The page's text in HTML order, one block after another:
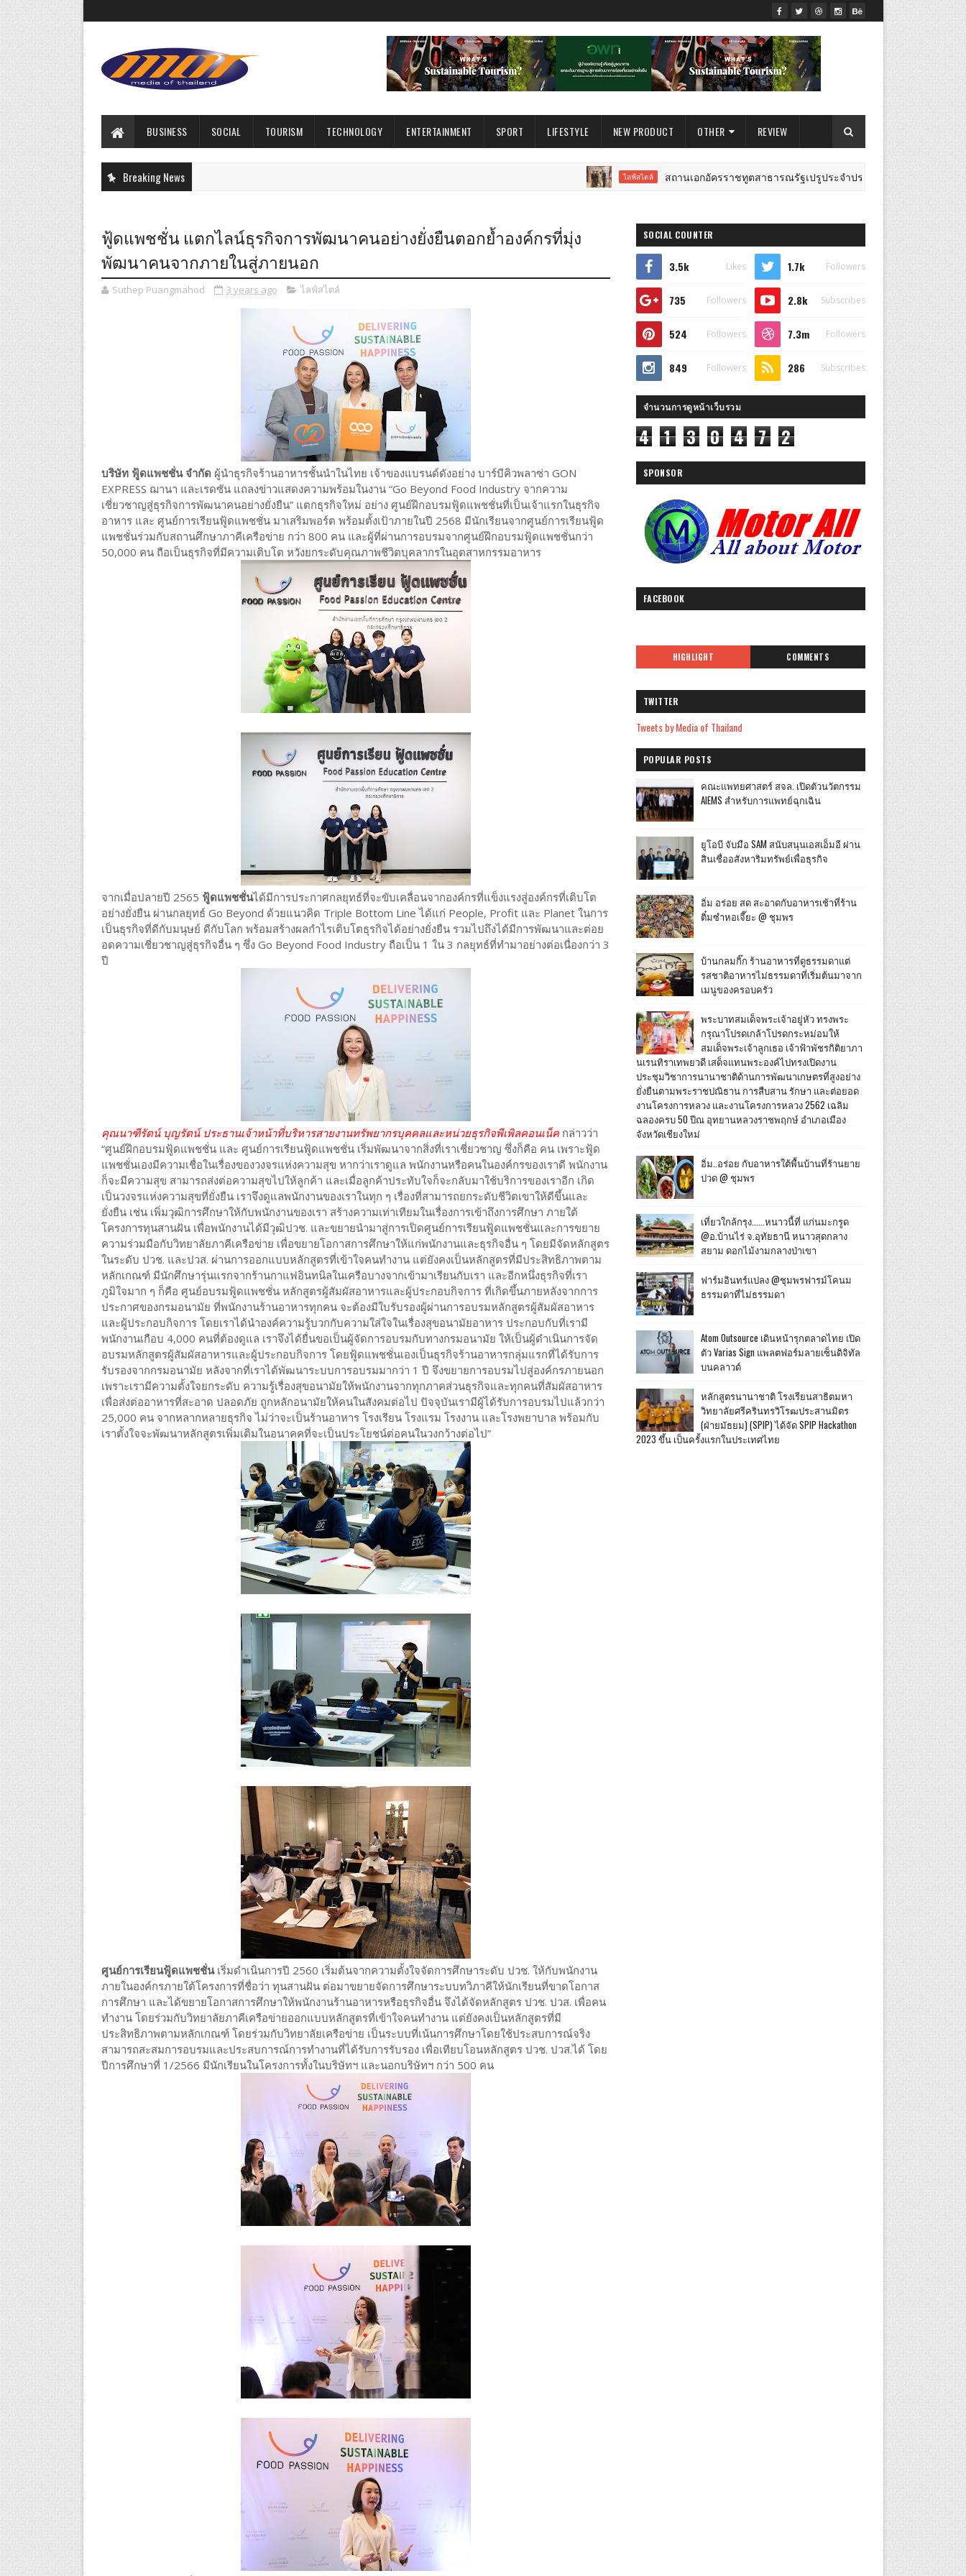
BUSINESS SOCIAL TOURISM TECHNOLOGY ENTERTAINMENT SPORT LIFESTYLE NEW PRODUCT OTHER REVIEW
Breaking News ไลฟ์สไตล์ สถานเอกอัครราชทูตสาธารณรัฐเปรูประจำประเทศไทย จัดงานฉลองครบรอบ
ฟู้ดแพชชั่น แตกไลน์ธุรกิจการพัฒนาคนอย่างยั่งยืนตอกย้ำองค์กรที่มุ่ง
พัฒนาคนจากภายในสู่ภายนอก
Suthep Puangmahod 3 years ago ไลฟ์สไตล์
บริษัท ฟู้ดแพชชั่น จำกัดผู้นำธุรกิจร้านอาหารชั้นนำในไทย เจ้าของแบรนด์ดังอย่าง บาร์บีคิวพลาซ่า GON
EXPRESS ฌานา และเรดซัน แถลงข่าวแสดงความพร้อมในงาน “Go Beyond Food Industry จากความ
เชี่ยวชาญสู่ธุรกิจการพัฒนาคนอย่างยั่งยืน” แตกธุรกิจใหม่ อย่าง ศูนย์ฝึกอบรมฟู้ดแพชชั่นที่เป็นเจ้าแรกในธุรกิจ
อาหาร และ ศูนย์การเรียนฟู้ดแพชชั่น มาเสริมพอร์ต พร้อมตั้งเป้าภายในปี 2568 มีนักเรียนจากศูนย์การเรียนฟู้ด
แพชชั่นร่วมกับสถานศึกษาภาคีเครือข่าย กว่า 800 คน และผู้ที่ผ่านการอบรมจากศูนย์ฝึกอบรมฟู้ดแพชชั่นกว่า
50,000 คน ถือเป็นธุรกิจที่มีความเติบโต หวังยกระดับคุณภาพชีวิตบุคลากรในอุตสาหกรรมอาหาร
จากเมื่อปลายปี 2565 ฟู้ดแพชชั่นได้มีการประกาศกลยุทธ์ที่จะขับเคลื่อนจากองค์กรที่แข็งแรงสู่องค์กรที่เติบโต
อย่างยั่งยืน ผ่านกลยุทธ์ Go Beyond ด้วยแนวคิด Triple Bottom Line ได้แก่ People, Profit และ Planet ในการ
เป็นธุรกิจที่ดีกับมนุษย์ ดีกับโลก พร้อมสร้างผลกำไรเติบโตธุรกิจได้อย่างยั่งยืน รวมไปถึงได้มีการพัฒนาและต่อย
อดความเชี่ยวชาญสู่ธุรกิจอื่น ๆ ซึ่ง Go Beyond Food Industry ถือเป็น 1 ใน 3 กลยุทธ์ที่ทำมาอย่างต่อเนื่องกว่า 3
ปี
คุณนาฑีรัตน์ บุญรัตน์ ประธานเจ้าหน้าที่บริหารสายงานทรัพยากรบุคคลและหน่วยธุรกิจพีเพิลคอนเน็คกล่าวว่า
“ศูนย์ฝึกอบรมฟู้ดแพชชั่น และ ศูนย์การเรียนฟู้ดแพชชั่น เริ่มพัฒนาจากสิ่งที่เราเชี่ยวชาญ ซึ่งก็คือ คน เพราะฟู้ด
แพชชั่นเองมีความเชื่อในเรื่องของวงจรแห่งความสุข หากว่าเราดูแล พนักงานหรือคนในองค์กรของเราดี พนักงาน
ก็จะมีความสุข สามารถส่งต่อความสุขไปให้ลูกค้า และเมื่อลูกค้าประทับใจก็จะกลับมาใช้บริการของเราอีก เกิด
เป็นวงจรแห่งความสุขที่ยั่งยืน เราจึงดูแลพนักงานของเราในทุก ๆ เรื่องที่สามารถยกระดับชีวิตเขาให้ดีขึ้นและ
ยั่งยืน เช่น เพิ่มวุฒิการศึกษาให้กับพนักงานของเรา สร้างความเท่าเทียมในเรื่องการเข้าถึงการศึกษา ภายใต้
โครงการทุนสานฝัน เพื่อพนักงานได้มีวุฒิปวช. และขยายนำมาสู่การเปิดศูนย์การเรียนฟู้ดแพชชั่นและการขยาย
ความร่วมมือกับวิทยาลัยภาคีเครือข่าย เพื่อขยายโอกาสการศึกษาให้แก่พนักงานและธุรกิจอื่น ๆ โดยมีจัดหลักสูตร
ในระดับ ปวช. และปวส. ผ่านการออกแบบหลักสูตรที่เข้าใจคนทำงาน แต่ยังคงเป็นหลักสูตรที่มีประสิทธิภาพตาม
หลักเกณฑ์ มีนักศึกษารุ่นแรกจากร้านกาแฟอินทนิลในเครือบางจากเข้ามาเรียนกับเรา และอีกหนึ่งธุรกิจที่เรา
ภูมิใจมาก ๆ ก็คือ ศูนย์อบรมฟู้ดแพชชั่น หลักสูตรผู้สัมผัสอาหารและผู้ประกอบกิจการ ที่เกิดขึ้นภายหลังจากการ
ประกาศของกรมอนามัย ที่พนักงานร้านอาหารทุกคน จะต้องมีใบรับรองผู้ผ่านการอบรมหลักสูตรผู้สัมผัสอาหาร
และผู้ประกอบกิจการ โดยเราได้นำองค์ความรู้บวกกับความใส่ใจในเรื่องสุขอนามัยอาหาร ประกอบกับที่เรามี
พนักงานเกือบ 4,000 คนที่ต้องดูแล เราจึงได้ยื่นขอเป็นผู้จัดการอบรมกับทางกรมอนามัย ให้เป็นผู้ดำเนินการจัด
อบรมหลักสูตรผู้สัมผัสอาหารและผู้ประกอบกิจการ โดยฟู้ดแพชชั่นเองเป็นธุรกิจร้านอาหารกลุ่มแรกที่ได้รับการ
รับรองจากกรมอนามัย หลังจากที่เราได้พัฒนาระบบการอบรมมากว่า 1 ปี จึงขยายการอบรมไปสู่องค์กรภายนอก
เพราะเรามีความตั้งใจยกระดับ ความรู้เรื่องสุขอนามัยให้พนักงานจากทุกภาคส่วนธุรกิจและทุกคนที่สัมผัสอาหาร
เพื่อส่งต่ออาหารที่สะอาด ปลอดภัย ถูกหลักอนามัยให้คนในสังคมต่อไป ปัจจุบันเรามีผู้ได้รับการอบรมไปแล้วกว่า
25,000 คน จากหลากหลายธุรกิจ ไม่ว่าจะเป็นร้านอาหาร โรงเรียน โรงแรม โรงงาน และโรงพยาบาล พร้อมกับ
เราตั้งใจจะพัฒนาหลักสูตรเพิ่มเติมในอนาคคที่จะเป็นประโยชน์ต่อคนในวงกว้างต่อไป”
ศูนย์การเรียนฟู้ดแพชชั่น เริ่มดำเนินการปี 2560 เริ่มต้นจากความตั้งใจจัดการศึกษาระดับ ปวช. ให้กับพนักงาน
ภายในองค์กรภายใต้โครงการที่ชื่อว่า ทุนสานฝัน ต่อมาขยายจัดการศึกษาระบบทวิภาคีให้นักเรียนที่ขาดโอกาส
การศึกษา และได้ขยายโอกาสการศึกษาให้พนักงานร้านอาหารหรือธุรกิจอื่น จึงได้จัดหลักสูตร ปวช. ปวส. เพื่อคน
ทำงาน โดยร่วมกับวิทยาลัยภาคีเครือข่ายออกแบบหลักสูตรที่เข้าใจคนทำงาน แต่ยังคงเป็นหลักสูตรที่มี
ประสิทธิภาพตามหลักเกณฑ์ โดยร่วมกับวิทยาลัยเครือข่าย เป็นระบบที่เน้นการศึกษาโดยใช้ประสบการณ์จริง
สามารถสะสมการอบรมและประสบการณ์การทำงานที่ได้รับการรับรอง เพื่อเทียบโอนหลักสูตร ปวช. ปวส.ได้ โดย
ปีการศึกษาที่ 1/2566 มีนักเรียนในโครงการทั้งในบริษัทฯ และนอกบริษัทฯ กว่า 500 คน
SOCIAL COUNTER
3.5k Likes 1.7k Followers
735 Followers 2.8k Subscribes
524 Followers 7.3m Followers
849 Followers 286 Subscribes
จำนวนการดูหน้าเว็บรวม
4 1 3 0 4 7 2
SPONSOR
FACEBOOK
HIGHLIGHT COMMENTS
TWITTER
Tweets by Media of Thailand
POPULAR POSTS
คณะแพทยศาสตร์ สจล. เปิดตัวนวัตกรรม
AIEMS สำหรับการแพทย์ฉุกเฉิน
ยูโอบี จับมือ SAM สนับสนุนเอสเอ็มอี ผ่าน
สินเชื่ออสังหาริมทรัพย์เพื่อธุรกิจ
อิ่ม อร่อย สด สะอาดกับอาหารเช้าที่ร้าน
ติ๋มซำหอเจี๊ยะ @ ชุมพร
บ้านกลมกิ๊ก ร้านอาหารที่ดูธรรมดาแต่
รสชาติอาหารไม่ธรรมดาที่เริ่มต้นมาจาก
เมนูของครอบครัว
พระบาทสมเด็จพระเจ้าอยู่หัว ทรงพระ
กรุณาโปรดเกล้าโปรดกระหม่อมให้
สมเด็จพระเจ้าลูกเธอ เจ้าฟ้าพัชรกิติยาภา
นเรนทิราเทพยวดี เสด็จแทนพระองค์ไปทรงเปิดงาน
ประชุมวิชาการนานาชาติด้านการพัฒนาเกษตรที่สูงอย่าง
ยั่งยืนตามพระราชปณิธาน การสืบสาน รักษา และต่อยอด
งานโครงการหลวง และงานโครงการหลวง 2562 เฉลิม
ฉลองครบ 50 ปีณ อุทยานหลวงราชพฤกษ์ อำเภอเมือง
จังหวัดเชียงใหม่
อิ่ม..อร่อย กับอาหารใต้พื้นบ้านที่ร้านยาย
ปวด @ ชุมพร
เที่ยวใกล้กรุง......หนาวนี้ที่ แก่นมะกรูด
@อ.บ้านไร่ จ.อุทัยธานี หนาวสุดกลาง
สยาม ดอกไม้งามกลางป่าเขา
ฟาร์มอินทร์แปลง @ชุมพรฟารม์โคนม
ธรรมดาที่ไม่ธรรมดา
Atom Outsource เดินหน้ารุกตลาดไทย เปิด
ตัว Varias Sign แพลตฟอร์มลายเซ็นดิจิทัล
บนคลาวด์
หลักสูตรนานาชาติ โรงเรียนสาธิตมหา
วิทยาลัยศรีครินทรวิโรฒประสานมิตร
(ฝ่ายมัธยม) (SPIP) ได้จัด SPIP Hackathon
2023 ขึ้น เป็นครั้งแรกในประเทศไทย